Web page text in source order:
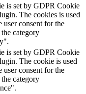
is set by GDPR Cookie
The cookies is used
user consent for the
category
is set by GDPR Cookie
The cookie is used
user consent for the
category